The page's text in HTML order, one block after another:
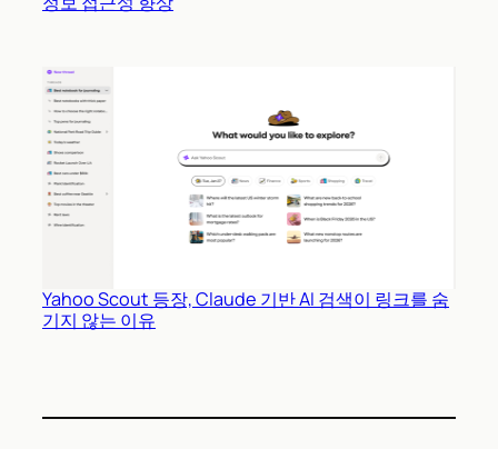
Yahoo Scout 등장, Claude 기반 AI 검색이 링크를 숨
기지 않는 이유